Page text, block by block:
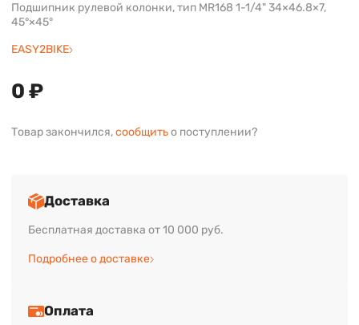
Подшипник рулевой колонки, тип MR168 1-1/4" 34×46.8×7,
45°×45°
EASY2BIKE
0 ₽
Товар закончился,сообщитьо поступлении?
Доставка
Бесплатная доставка от 10 000 руб.
Подробнее о доставке
Оплата